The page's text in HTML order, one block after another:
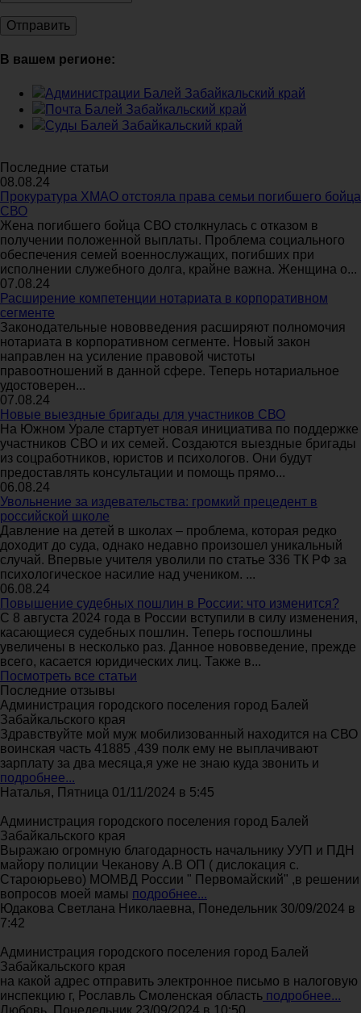
В вашем регионе:
Администрации Балей Забайкальский край
Почта Балей Забайкальский край
Суды Балей Забайкальский край
Последние статьи
08.08.24
Прокуратура ХМАО отстояла права семьи погибшего бойца
СВО
Жена погибшего бойца СВО столкнулась с отказом в
получении положенной выплаты. Проблема социального
обеспечения семей военнослужащих, погибших при
исполнении служебного долга, крайне важна. Женщина о...
07.08.24
Расширение компетенции нотариата в корпоративном
сегменте
Законодательные нововведения расширяют полномочия
нотариата в корпоративном сегменте. Новый закон
направлен на усиление правовой чистоты
правоотношений в данной сфере. Теперь нотариальное
удостоверен...
07.08.24
Новые выездные бригады для участников СВО
На Южном Урале стартует новая инициатива по поддержке
участников СВО и их семей. Создаются выездные бригады
из соцработников, юристов и психологов. Они будут
предоставлять консультации и помощь прямо...
06.08.24
Увольнение за издевательства: громкий прецедент в
российской школе
Давление на детей в школах – проблема, которая редко
доходит до суда, однако недавно произошел уникальный
случай. Впервые учителя уволили по статье 336 ТК РФ за
психологическое насилие над учеником. ...
06.08.24
Повышение судебных пошлин в России: что изменится?
С 8 августа 2024 года в России вступили в силу изменения,
касающиеся судебных пошлин. Теперь госпошлины
увеличены в несколько раз. Данное нововведение, прежде
всего, касается юридических лиц. Также в...
Посмотреть все статьи
Последние отзывы
Администрация городского поселения город Балей
Забайкальского края
Здравствуйте мой муж мобилизованный находится на СВО
воинская часть 41885 ,439 полк ему не выплачивают
зарплату за два месяца,я уже не знаю куда звонить и
подробнее...
Наталья, Пятница 01/11/2024 в 5:45
Администрация городского поселения город Балей
Забайкальского края
Выражаю огромную благодарность начальнику УУП и ПДН
майору полиции Чеканову А.В ОП ( дислокация с.
Староюрьево) МОМВД России " Первомайский" ,в решении
вопросов моей мамы подробнее...
Юдакова Светлана Николаевна, Понедельник 30/09/2024 в
7:42
Администрация городского поселения город Балей
Забайкальского края
на какой адрес отправить электронное письмо в налоговую
инспекцию г, Рославль Смоленская область подробнее...
Любовь, Понедельник 23/09/2024 в 10:50